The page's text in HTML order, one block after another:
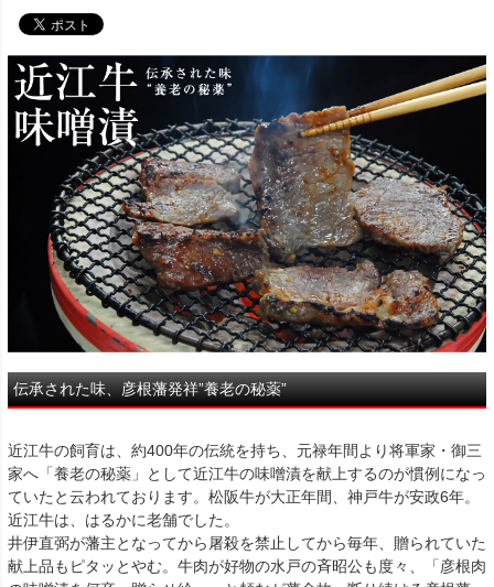
伝承された味、彦根藩発祥”養老の秘薬”
近江牛の飼育は、約400年の伝統を持ち、元禄年間より将軍家・御三
家へ「養老の秘薬」として近江牛の味噌漬を献上するのが慣例になっ
ていたと云われております。松阪牛が大正年間、神戸牛が安政6年。
近江牛は、はるかに老舗でした。
井伊直弼が藩主となってから屠殺を禁止してから毎年、贈られていた
献上品もピタッとやむ。牛肉が好物の水戸の斉昭公も度々、「彦根肉